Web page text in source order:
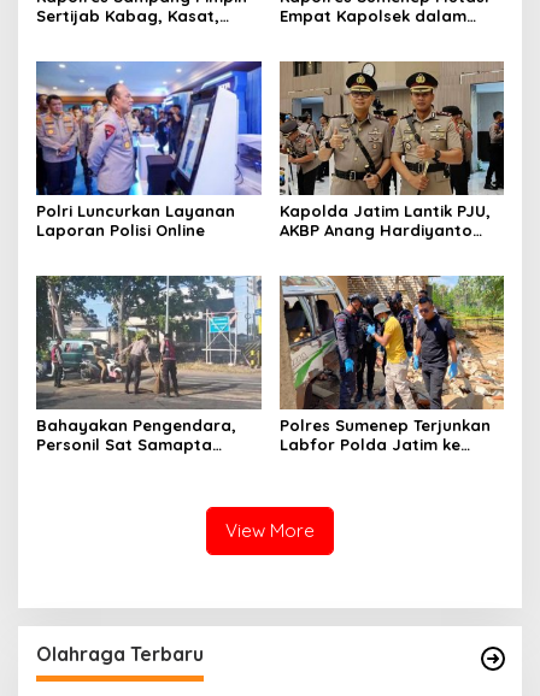
Sertijab Kabag, Kasat,
Empat Kapolsek dalam
Polri Luncurkan Layanan
Laporan Polisi Online
Kapolda Jatim Lantik PJU,
AKBP Anang Hardiyanto
Bahayakan Pengendara,
Personil Sat Samapta
Polres Sumenep Terjunkan
Labfor Polda Jatim ke
View More
Olahraga Terbaru